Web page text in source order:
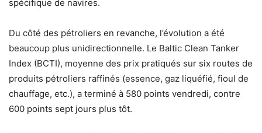
spécifique de navires.
Du côté des pétroliers en revanche, l’évolution a été
beaucoup plus unidirectionnelle. Le Baltic Clean Tanker
Index (BCTI), moyenne des prix pratiqués sur six routes de
produits pétroliers raffinés (essence, gaz liquéfié, fioul de
chauffage, etc.), a terminé à 580 points vendredi, contre
600 points sept jours plus tôt.